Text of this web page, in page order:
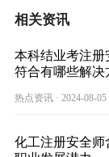
相关资讯
本科结业考注册
符合有哪些解决
热点资讯 · 2024-08-05
化工注册安全师